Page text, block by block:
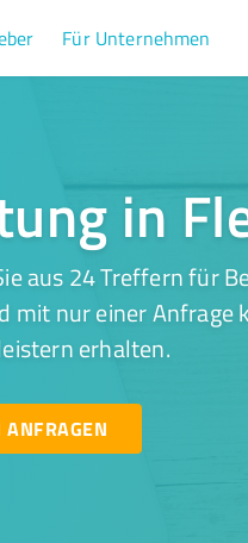
Für Unternehmen
in
aus 24 Treffern für
mit nur einer Anfrage
erhalten.
ANFRAGEN